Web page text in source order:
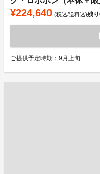
¥224,640 (税込/送料込)残り
ご提供予定時期：9月上旬